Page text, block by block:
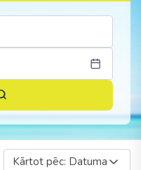
Kārtot pēc: Datuma